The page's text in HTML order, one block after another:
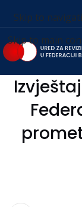
Skip to
Skip to main